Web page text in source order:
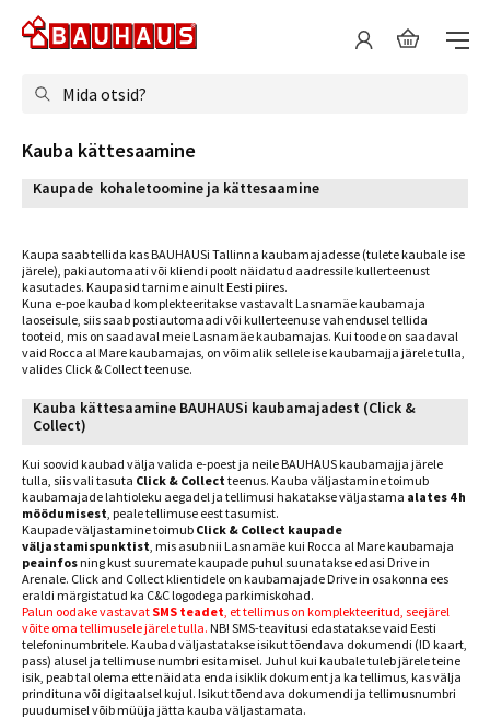
Mida otsid?
Kauba kättesaamine
Kaupade kohaletoomine ja kättesaamine
Kaupa saab tellida kas BAUHAUSi Tallinna kaubamajadesse (tulete kaubale ise
järele), pakiautomaati või kliendi poolt näidatud aadressile kullerteenust
kasutades. Kaupasid tarnime ainult Eesti piires.
Kuna e-poe kaubad komplekteeritakse vastavalt Lasnamäe kaubamaja
laoseisule, siis saab postiautomaadi või kullerteenuse vahendusel tellida
tooteid, mis on saadaval meie Lasnamäe kaubamajas. Kui toode on saadaval
vaid Rocca al Mare kaubamajas, on võimalik sellele ise kaubamajja järele tulla,
valides Click & Collect teenuse.
Kauba kättesaamine BAUHAUSi kaubamajadest (Click &
Collect)
Kui soovid kaubad välja valida e-poest ja neile BAUHAUS kaubamajja järele
tulla, siis vali tasuta Click & Collect teenus. Kauba väljastamine toimub
kaubamajade lahtioleku aegadel ja tellimusi hakatakse väljastama alates 4 h
möödumisest, peale tellimuse eest tasumist.
Kaupade väljastamine toimub Click & Collect kaupade
väljastamispunktist, mis asub nii Lasnamäe kui Rocca al Mare kaubamaja
peainfos ning kust suuremate kaupade puhul suunatakse edasi Drive in
Arenale. Click and Collect klientidele on kaubamajade Drive in osakonna ees
eraldi märgistatud ka C&C logodega parkimiskohad.
Palun oodake vastavat SMS teadet, et tellimus on komplekteeritud, seejärel
võite oma tellimusele järele tulla. NB! SMS-teavitusi edastatakse vaid Eesti
telefoninumbritele. Kaubad väljastatakse isikut tõendava dokumendi (ID kaart,
pass) alusel ja tellimuse numbri esitamisel. Juhul kui kaubale tuleb järele teine
isik, peab tal olema ette näidata enda isiklik dokument ja ka tellimus, kas välja
prindituna või digitaalsel kujul. Isikut tõendava dokumendi ja tellimusnumbri
puudumisel võib müüja jätta kauba väljastamata.